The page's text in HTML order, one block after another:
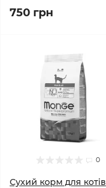
750 грн
0
Сухий корм для котів